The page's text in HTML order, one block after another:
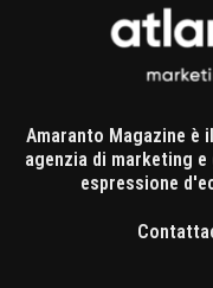
Amaranto Magazine è
agenzia di marketing
espressione